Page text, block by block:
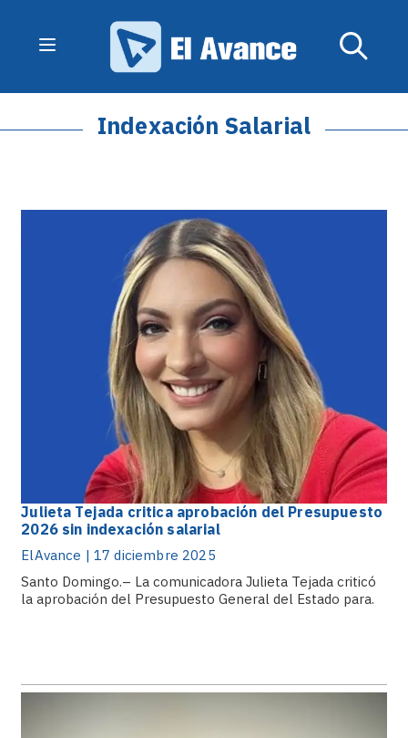
Indexación Salarial
Julieta Tejada critica aprobación del Presupuesto
2026 sin indexación salarial
ElAvance | 17 diciembre 2025
Santo Domingo.– La comunicadora Julieta Tejada criticó
la aprobación del Presupuesto General del Estado para.